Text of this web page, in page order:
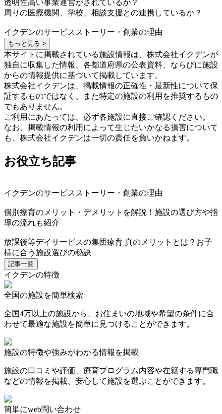
透明性高い事業運営がされているか？
周りの医療機関、学校、相談支援との連携しているか？
イクデンのサービスストーリー・創業の理由
もっと見る >
本サイトに掲載されている施設情報は、株式会社イクデンが
独自に収集した情報、各都道府県の公表資料、ならびに施設
からの情報提供に基づいて掲載しています。
株式会社イクデンは、掲載情報の正確性・最新性について保
証するものではなく、また特定の施設の利用を推奨するもの
でもありません。
ご利用にあたっては、必ず各施設に直接ご確認ください。
なお、掲載情報の利用によって生じたいかなる損害について
も、株式会社イクデンは一切の責任を負いかねます。
お役立ち記事
イクデンのサービスストーリー・創業の理由
個別療育のメリット・デメリットを解説！施設の選び方や指
導の流れも紹介
放課後等デイサービスの集団療育 真のメリットとは？お子
様に合う施設選びの秘訣
記事一覧
イクデンの特徴
全国の施設を簡単検索
全国4万以上の施設から、お住まいの地域や希望の条件に合
わせて最適な施設を簡単に見つけることができます。
施設の特徴や強みがわかる情報を掲載
施設の口コミや評価、療育プログラム内容や在籍する専門職
などの情報を掲載、安心して施設を選ぶことができます。
簡単にweb問い合わせ